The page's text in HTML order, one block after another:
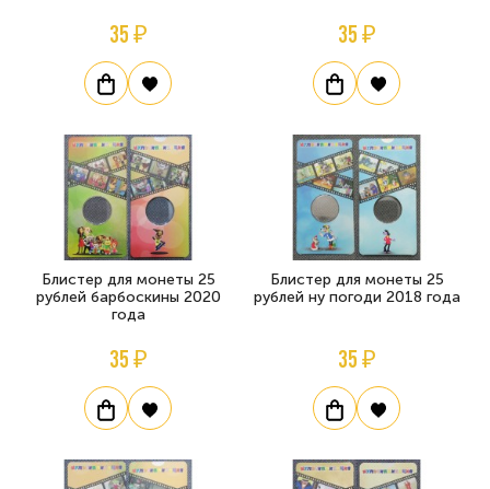
35 ₽ 35 ₽
Блистер для монеты 25
рублей барбоскины 2020
года
35 ₽
Блистер для монеты 25
рублей ну погоди 2018 года
35 ₽